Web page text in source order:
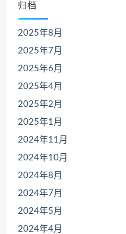
归档
2025年8月
2025年7月
2025年6月
2025年4月
2025年2月
2025年1月
2024年11月
2024年10月
2024年8月
2024年7月
2024年5月
2024年4月